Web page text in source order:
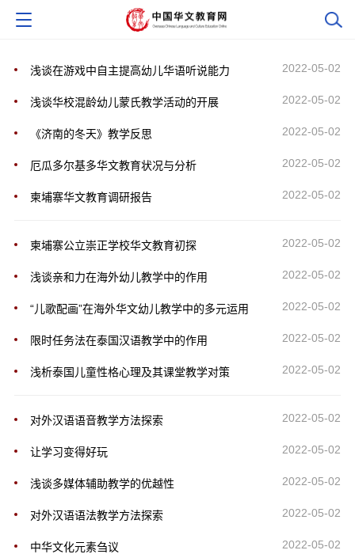
浅谈在游戏中自主提高幼儿华语听说能力 2022-05-02
浅谈华校混龄幼儿蒙氏教学活动的开展 2022-05-02
《济南的冬天》教学反思 2022-05-02
厄瓜多尔基多华文教育状况与分析 2022-05-02
柬埔寨华文教育调研报告 2022-05-02
柬埔寨公立崇正学校华文教育初探 2022-05-02
浅谈亲和力在海外幼儿教学中的作用 2022-05-02
“儿歌配画”在海外华文幼儿教学中的多元运用 2022-05-02
限时任务法在泰国汉语教学中的作用 2022-05-02
浅析泰国儿童性格心理及其课堂教学对策 2022-05-02
对外汉语语音教学方法探索 2022-05-02
让学习变得好玩 2022-05-02
浅谈多媒体辅助教学的优越性 2022-05-02
对外汉语语法教学方法探索 2022-05-02
中华文化元素刍议 2022-05-02